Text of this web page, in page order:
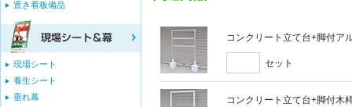
コンクリート立て台+脚付ア
セット
コンクリート立て台+脚付木
置き看板備品
現場シート
養生シート
垂れ幕